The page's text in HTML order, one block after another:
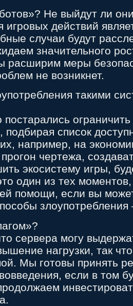
Не выйдут ли
игровых действий
случаи будут
значительного
расширим меры
не возникнет.
такими
ограничить
подбирая список
например, на
чертежа,
экосистему игры,
один из тех
помощи, если вы
злоупотребления
сервера могу
нагрузки, так
Мы готовы принять
если в том